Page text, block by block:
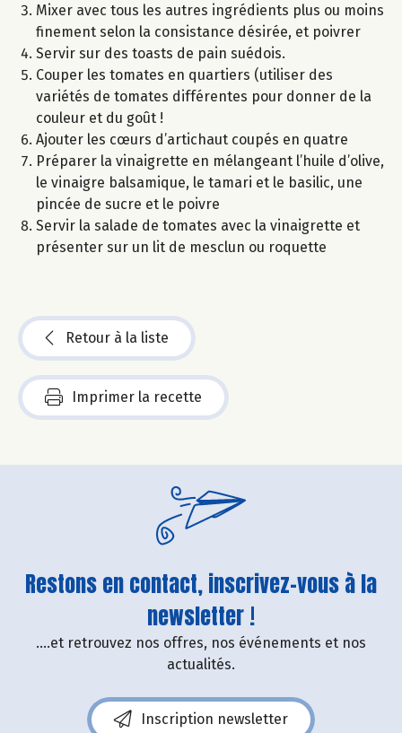
Mixer avec tous les autres ingrédients plus ou moins
finement selon la consistance désirée, et poivrer
Servir sur des toasts de pain suédois.
Couper les tomates en quartiers (utiliser des
variétés de tomates différentes pour donner de la
couleur et du goût !
Ajouter les cœurs d’artichaut coupés en quatre
Préparer la vinaigrette en mélangeant l’huile d’olive,
le vinaigre balsamique, le tamari et le basilic, une
pincée de sucre et le poivre
Servir la salade de tomates avec la vinaigrette et
présenter sur un lit de mesclun ou roquette
Retour à la liste
Imprimer la recette
Restons en contact, inscrivez-vous à la
newsletter !
....et retrouvez nos offres, nos événements et nos
actualités.
Inscription newsletter